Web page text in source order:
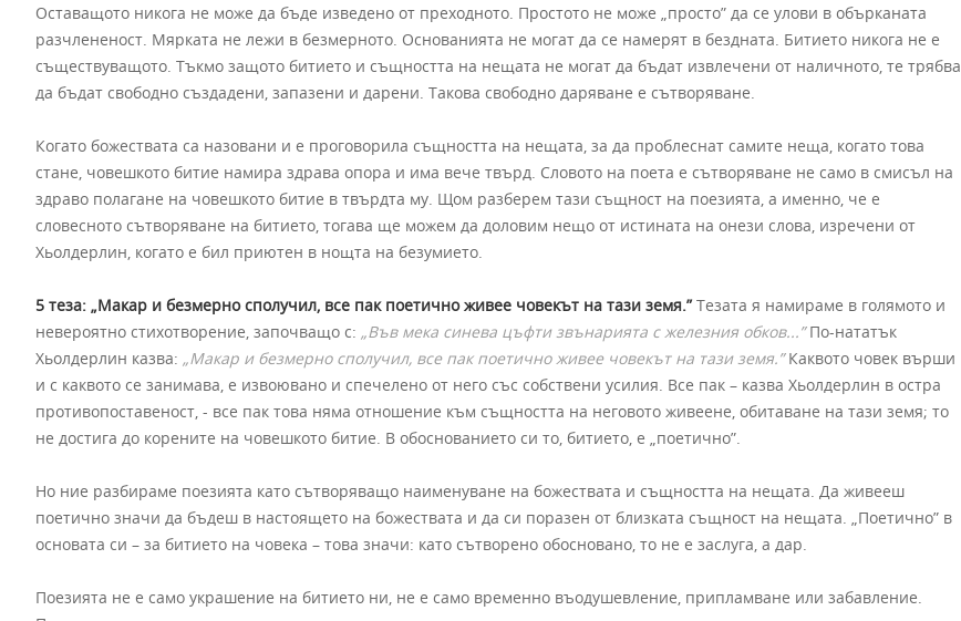
Оставащото никога не може да бъде изведено от преходното. Простото не може „просто” да се улови в обърканата
разчлененост. Мярката не лежи в безмерното. Основанията не могат да се намерят в бездната. Битието никога не е
съществуващото. Тъкмо защото битието и същността на нещата не могат да бъдат извлечени от наличното, те трябва
да бъдат свободно създадени, запазени и дарени. Такова свободно даряване е сътворяване.
Когато божествата са назовани и е проговорила същността на нещата, за да проблеснат самите неща, когато това
стане, човешкото битие намира здрава опора и има вече твърд. Словото на поета е сътворяване не само в смисъл на
здраво полагане на човешкото битие в твърдта му. Щом разберем тази същност на поезията, а именно, че е
словесното сътворяване на битието, тогава ще можем да доловим нещо от истината на онези слова, изречени от
Хьолдерлин, когато е бил приютен в нощта на безумието.
5 теза: „Макар и безмерно сполучил, все пак поетично живее човекът на тази земя.”Тезата я намираме в голямото и
невероятно стихотворение, започващо с: „Във мека синева цъфти звънарията с железния обков...”По-нататък
Хьолдерлин казва: „Макар и безмерно сполучил, все пак поетично живее човекът на тази земя.”Каквото човек върши
и с каквото се занимава, е извоювано и спечелено от него със собствени усилия. Все пак – казва Хьолдерлин в остра
противопоставеност, - все пак това няма отношение към същността на неговото живеене, обитаване на тази земя; то
не достига до корените на човешкото битие. В обоснованието си то, битието, е „поетично”.
Но ние разбираме поезията като сътворяващо наименуване на божествата и същността на нещата. Да живееш
поетично значи да бъдеш в настоящето на божествата и да си поразен от близката същност на нещата. „Поетично” в
основата си – за битието на човека – това значи: като сътворено обосновано, то не е заслуга, а дар.
Поезията не е само украшение на битието ни, не е само временно въодушевление, припламване или забавление.